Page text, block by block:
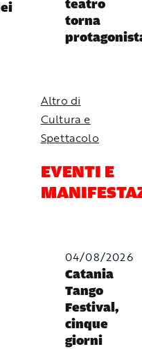
teatro
torna
Altro di
Cultura e
Spettacolo
EVENTI E
04/08/2026
Catania
Tango
Festival,
cinque
giorni